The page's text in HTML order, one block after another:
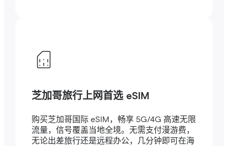
芝加哥旅行上网首选 eSIM
购买芝加哥国际 eSIM，畅享 5G/4G 高速无限
流量，信号覆盖当地全境。无需支付漫游费，
无论出差旅行还是远程办公，几分钟即可在海